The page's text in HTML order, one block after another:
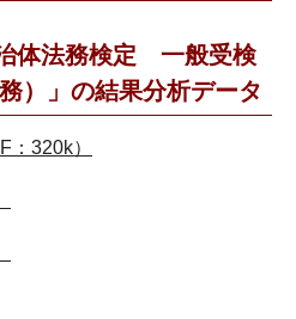
体法務検定 一般受検
）」の結果分析データ
320k）